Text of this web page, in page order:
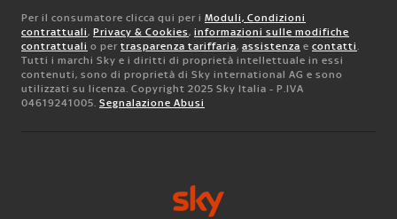
Per il consumatore clicca qui per i Moduli, Condizioni
contrattuali, Privacy & Cookies, informazioni sulle modifiche
contrattuali o per trasparenza tariffaria, assistenza e contatti.
Tutti i marchi Sky e i diritti di proprietà intellettuale in essi
contenuti, sono di proprietà di Sky international AG e sono
utilizzati su licenza. Copyright 2025 Sky Italia - P.IVA
04619241005. Segnalazione Abusi